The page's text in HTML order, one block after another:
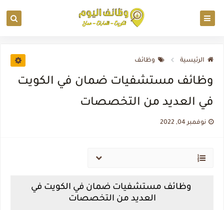
الرئيسية وظائف
وظائف مستشفيات ضمان في الكويت
في العديد من التخصصات
نوفمبر 04, 2022
وظائف مستشفيات ضمان في الكويت في
العديد من التخصصات